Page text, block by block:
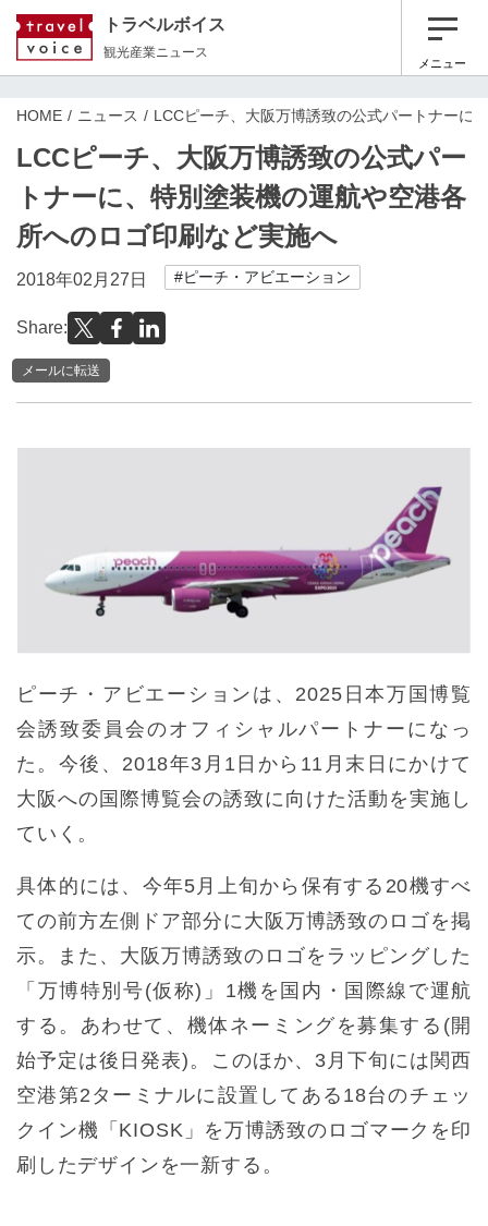
トラベルボイス
観光産業ニュース
メニュー
HOME ニュース LCCピーチ、大阪万博誘致の公式パートナーに
LCCピーチ、大阪万博誘致の公式パー
トナーに、特別塗装機の運航や空港各
所へのロゴ印刷など実施へ
2018年02月27日 #ピーチ・アビエーション
Share:
メールに転送
ピーチ・アビエーションは、2025日本万国博覧
会誘致委員会のオフィシャルパートナーになっ
た。今後、2018年3月1日から11月末日にかけて
大阪への国際博覧会の誘致に向けた活動を実施し
ていく。
具体的には、今年5月上旬から保有する20機すべ
ての前方左側ドア部分に大阪万博誘致のロゴを掲
示。また、大阪万博誘致のロゴをラッピングした
「万博特別号(仮称)」1機を国内・国際線で運航
する。あわせて、機体ネーミングを募集する(開
始予定は後日発表)。このほか、3月下旬には関西
空港第2ターミナルに設置してある18台のチェッ
クイン機「KIOSK」を万博誘致のロゴマークを印
刷したデザインを一新する。